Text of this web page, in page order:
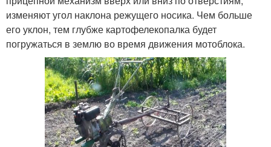
изменяют угол наклона режущего носика. Чем больше
его уклон, тем глубже картофелекопалка будет
погружаться в землю во время движения мотоблока.